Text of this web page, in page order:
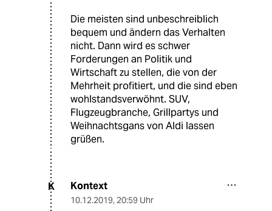
Die meisten sind unbeschreiblich
bequem und ändern das Verhalten
nicht. Dann wird es schwer
Forderungen an Politik und
Wirtschaft zu stellen, die von der
Mehrheit profitiert, und die sind eben
wohlstandsverwöhnt. SUV,
Flugzeugbranche, Grillpartys und
Weihnachtsgans von Aldi lassen
grüßen.
K Kontext
10.12.2019, 20:59 Uhr